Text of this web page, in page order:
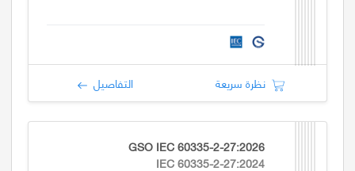
نظرة سريعة التفاصيل
GSO IEC 60335-2-27:2026
IEC 60335-2-27:2024